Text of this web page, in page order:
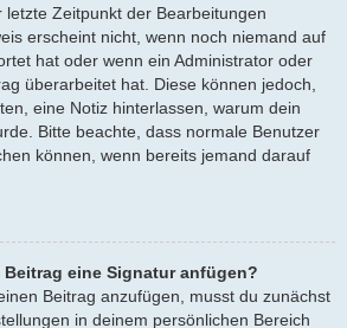
letzte Zeitpunkt der Bearbeitungen
erscheint nicht, wenn noch niemand auf
hat oder wenn ein Administrator oder
überarbeitet hat. Diese können jedoch,
eine Notiz hinterlassen, warum dein
Bitte beachte, dass normale Benutzer
können, wenn bereits jemand darauf
eine Signatur anfügen?
Beitrag anzufügen, musst du zunächst
in deinem persönlichen Bereich